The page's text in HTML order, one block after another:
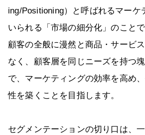
ing/Positioning）と呼ばれるマーケ
いられる「市場の細分化」のことで
顧客の全般に漫然と商品・サービ
なく、顧客層を同じニーズを持つ
で、マーケティングの効率を高め
性を築くことを目指します。
セグメンテーションの切り口は、